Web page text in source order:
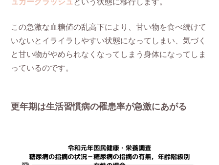
ュガークラッシュという状態に移行します。
この急激な血糖値の乱高下により、甘い物を食べ続けて
いないとイライラしやすい状態になってしまい、気づく
と甘い物がやめられなくなってしまう身体になってしま
っているのです。
更年期は生活習慣病の罹患率が急激にあがる